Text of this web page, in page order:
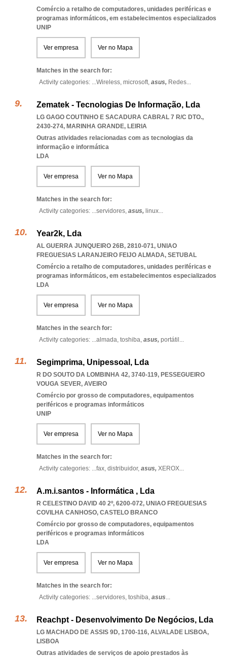
Comércio a retalho de computadores, unidades periféricas e
programas informáticos, em estabelecimentos especializados
UNIP
Ver empresa Ver no Mapa
Matches in the search for:
Activity categories: ...Wireless, microsoft, asus, Redes...
Zematek - Tecnologias De Informação, Lda
LG GAGO COUTINHO E SACADURA CABRAL 7 R/C DTO.,
2430-274, MARINHA GRANDE, LEIRIA
Outras atividades relacionadas com as tecnologias da
informação e informática
LDA
Ver empresa Ver no Mapa
Matches in the search for:
Activity categories: ...servidores, asus, linux...
Year2k, Lda
AL GUERRA JUNQUEIRO 26B, 2810-071, UNIAO
FREGUESIAS LARANJEIRO FEIJO ALMADA, SETUBAL
Comércio a retalho de computadores, unidades periféricas e
programas informáticos, em estabelecimentos especializados
LDA
Ver empresa Ver no Mapa
Matches in the search for:
Activity categories: ...almada, toshiba, asus, portátil ...
Segimprima, Unipessoal, Lda
R DO SOUTO DA LOMBINHA 42, 3740-119, PESSEGUEIRO
VOUGA SEVER, AVEIRO
Comércio por grosso de computadores, equipamentos
periféricos e programas informáticos
UNIP
Ver empresa Ver no Mapa
Matches in the search for:
Activity categories: ...fax, distribuidor, asus, XEROX...
A.m.i.santos - Informática , Lda
R CELESTINO DAVID 40 2º, 6200-072, UNIAO FREGUESIAS
COVILHA CANHOSO, CASTELO BRANCO
Comércio por grosso de computadores, equipamentos
periféricos e programas informáticos
LDA
Ver empresa Ver no Mapa
Matches in the search for:
Activity categories: ...servidores, toshiba, asus...
Reachpt - Desenvolvimento De Negócios, Lda
LG MACHADO DE ASSIS 9D, 1700-116, ALVALADE LISBOA,
LISBOA
Outras atividades de serviços de apoio prestados às